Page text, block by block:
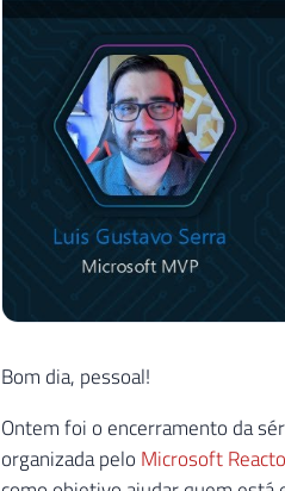
Bom dia, pessoal!
Ontem foi o encerramento da
organizada pelo Microsoft